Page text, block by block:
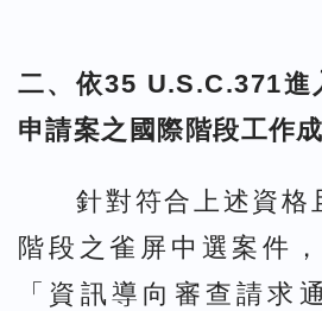
二、依35 U.S.C.371進
申請案之國際階段工作
針對符合上述資格
階段之雀屏中選案件
「資訊導向審查請求